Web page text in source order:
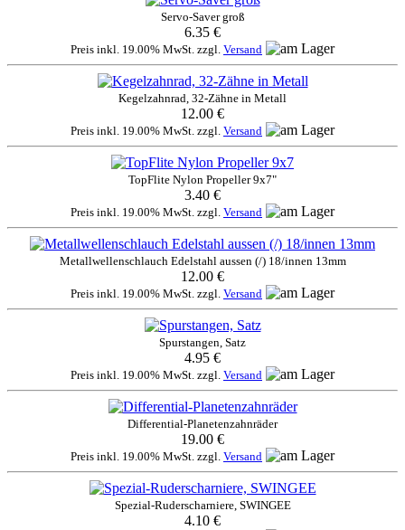
Servo-Saver groß
6.35 €
Preis inkl. 19.00% MwSt. zzgl. Versand
Kegelzahnrad, 32-Zähne in Metall
12.00 €
Preis inkl. 19.00% MwSt. zzgl. Versand
TopFlite Nylon Propeller 9x7"
3.40 €
Preis inkl. 19.00% MwSt. zzgl. Versand
Metallwellenschlauch Edelstahl aussen (/) 18/innen 13mm
12.00 €
Preis inkl. 19.00% MwSt. zzgl. Versand
Spurstangen, Satz
4.95 €
Preis inkl. 19.00% MwSt. zzgl. Versand
Differential-Planetenzahnräder
19.00 €
Preis inkl. 19.00% MwSt. zzgl. Versand
Spezial-Ruderscharniere, SWINGEE
4.10 €